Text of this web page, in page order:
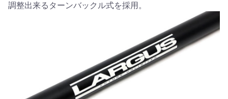
調整出来るターンバックル式を採用。